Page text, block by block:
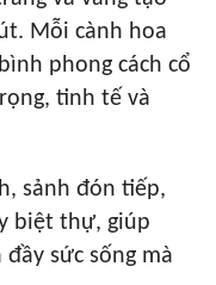
Mỗi cành hoa
phong cách cổ
tinh tế và
sảnh đón tiếp,
biệt thự, giúp
sức sống mà